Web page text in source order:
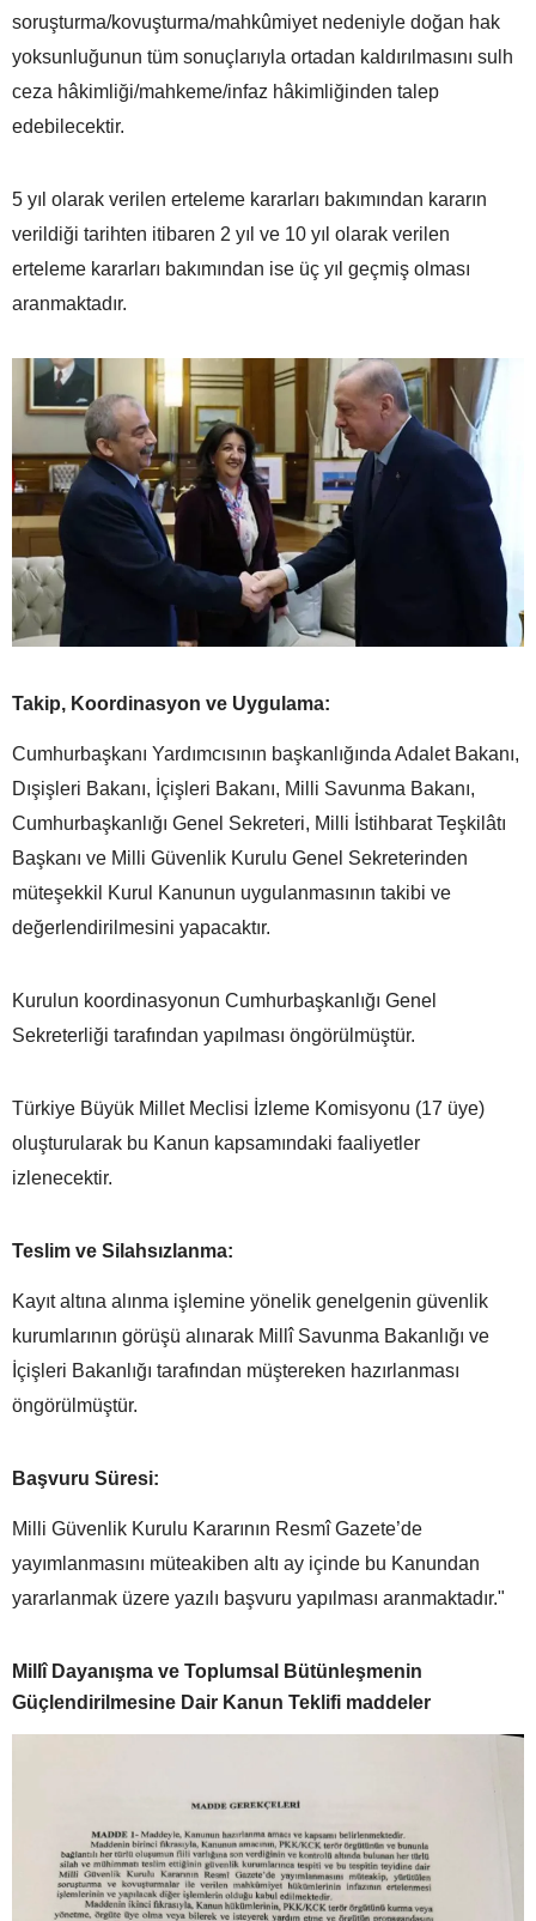
soruşturma/kovuşturma/mahkûmiyet nedeniyle doğan hak
yoksunluğunun tüm sonuçlarıyla ortadan kaldırılmasını sulh
ceza hâkimliği/mahkeme/infaz hâkimliğinden talep
edebilecektir.
5 yıl olarak verilen erteleme kararları bakımından kararın
verildiği tarihten itibaren 2 yıl ve 10 yıl olarak verilen
erteleme kararları bakımından ise üç yıl geçmiş olması
aranmaktadır.
Takip, Koordinasyon ve Uygulama:
Cumhurbaşkanı Yardımcısının başkanlığında Adalet Bakanı,
Dışişleri Bakanı, İçişleri Bakanı, Milli Savunma Bakanı,
Cumhurbaşkanlığı Genel Sekreteri, Milli İstihbarat Teşkilâtı
Başkanı ve Milli Güvenlik Kurulu Genel Sekreterinden
müteşekkil Kurul Kanunun uygulanmasının takibi ve
değerlendirilmesini yapacaktır.
Kurulun koordinasyonun Cumhurbaşkanlığı Genel
Sekreterliği tarafından yapılması öngörülmüştür.
Türkiye Büyük Millet Meclisi İzleme Komisyonu (17 üye)
oluşturularak bu Kanun kapsamındaki faaliyetler
izlenecektir.
Teslim ve Silahsızlanma:
Kayıt altına alınma işlemine yönelik genelgenin güvenlik
kurumlarının görüşü alınarak Millî Savunma Bakanlığı ve
İçişleri Bakanlığı tarafından müştereken hazırlanması
öngörülmüştür.
Başvuru Süresi:
Milli Güvenlik Kurulu Kararının Resmî Gazete’de
yayımlanmasını müteakiben altı ay içinde bu Kanundan
yararlanmak üzere yazılı başvuru yapılması aranmaktadır."
Millî Dayanışma ve Toplumsal Bütünleşmenin
Güçlendirilmesine Dair Kanun Teklifi maddeler